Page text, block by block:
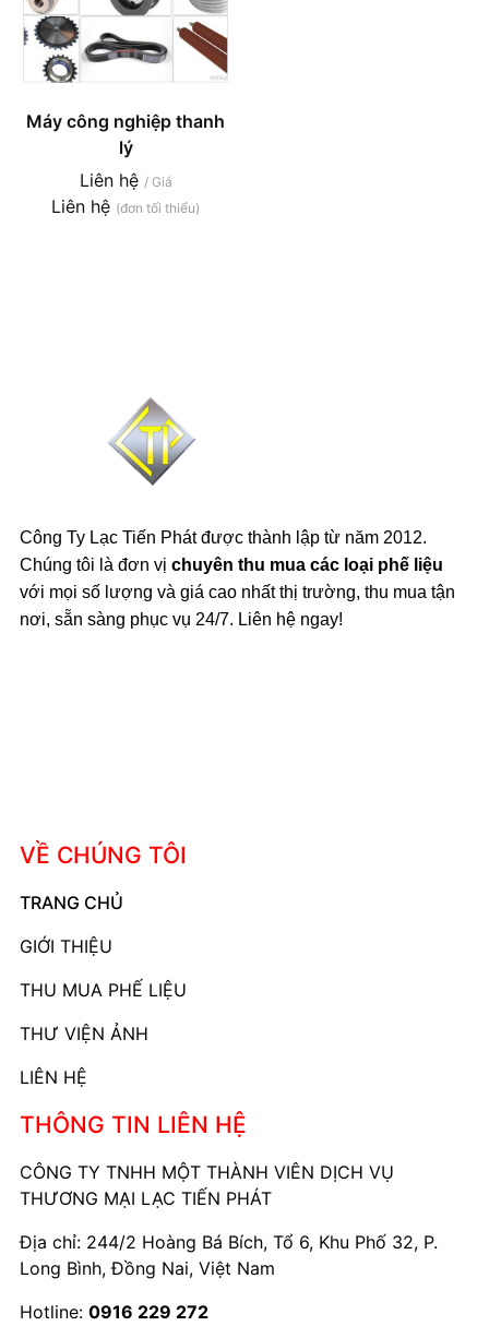
Máy công nghiệp thanh
lý
Liên hệ / Giá
Liên hệ (đơn tối thiểu)
Công Ty Lạc Tiến Phát được thành lập từ năm 2012.
Chúng tôi là đơn vị chuyên thu mua các loại phế liệu
với mọi số lượng và giá cao nhất thị trường, thu mua tận
nơi, sẵn sàng phục vụ 24/7. Liên hệ ngay!
VỀ CHÚNG TÔI
TRANG CHỦ
GIỚI THIỆU
THU MUA PHẾ LIỆU
THƯ VIỆN ẢNH
LIÊN HỆ
THÔNG TIN LIÊN HỆ
CÔNG TY TNHH MỘT THÀNH VIÊN DỊCH VỤ
THƯƠNG MẠI LẠC TIẾN PHÁT
Địa chỉ: 244/2 Hoàng Bá Bích, Tổ 6, Khu Phố 32, P.
Long Bình, Đồng Nai, Việt Nam
Hotline: 0916 229 272